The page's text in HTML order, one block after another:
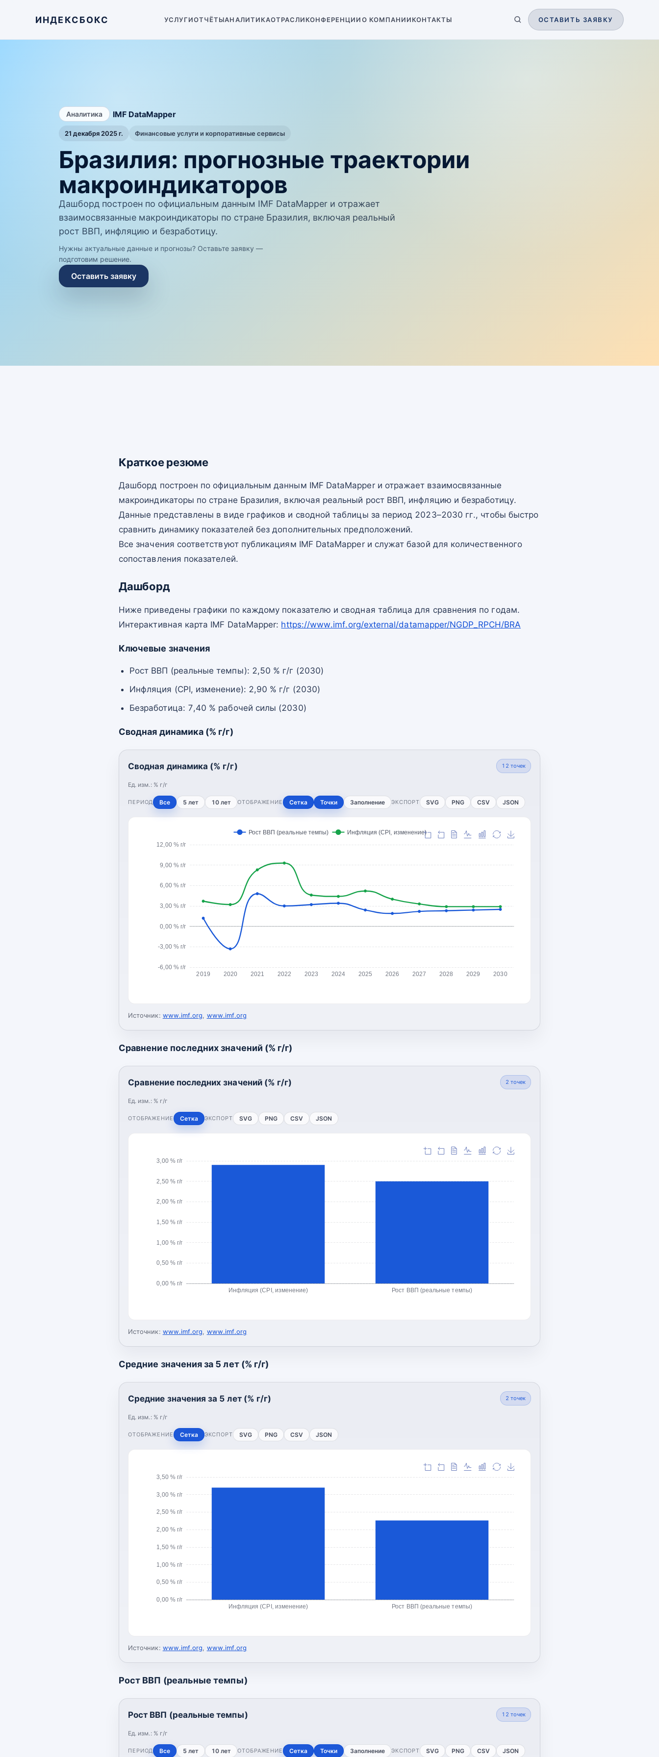
ИНДЕКСБОКС УСЛУГИОТЧЁТЫАНАЛИТИКАОТРАСЛИКОНФЕРЕНЦИИО КОМПАНИИКОНТАКТЫ ОСТАВИТЬ ЗАЯВКУ
Аналитика /IMF DataMapper
21 декабря 2025 г. Финансовые услуги и корпоративные сервисы
Бразилия: прогнозные траектории
макроиндикаторов
Дашборд построен по официальным данным IMF DataMapper и отражает
взаимосвязанные макроиндикаторы по стране Бразилия, включая реальный
рост ВВП, инфляцию и безработицу.
Нужны актуальные данные и прогнозы? Оставьте заявку —
подготовим решение.
Оставить заявку
Краткое резюме
Дашборд построен по официальным данным IMF DataMapper и отражает взаимосвязанные
макроиндикаторы по стране Бразилия, включая реальный рост ВВП, инфляцию и безработицу.
Данные представлены в виде графиков и сводной таблицы за период 2023–2030 гг., чтобы быстро
сравнить динамику показателей без дополнительных предположений.
Все значения соответствуют публикациям IMF DataMapper и служат базой для количественного
сопоставления показателей.
Дашборд
Ниже приведены графики по каждому показателю и сводная таблица для сравнения по годам.
Интерактивная карта IMF DataMapper: https://www.imf.org/external/datamapper/NGDP_RPCH/BRA
Ключевые значения
Рост ВВП (реальные темпы): 2,50 % г/г (2030)
Инфляция (CPI, изменение): 2,90 % г/г (2030)
Безработица: 7,40 % рабочей силы (2030)
Сводная динамика (% г/г)
Сводная динамика (% г/г)
Ед. изм.: % г/г
12 точек
ПЕРИОД Все 5 лет 10 лет ОТОБРАЖЕНИЕ Сетка Точки Заполнение ЭКСПОРТ SVG PNG CSV JSON
-6,00 % г/г
-3,00 % г/г
0,00 % г/г
3,00 % г/г
6,00 % г/г
9,00 % г/г
12,00 % г/г
2019 2020 2021 2022 2023 2024 2025 2026 2027 2028 2029 2030
Рост ВВП (реальные темпы) Инфляция (CPI, изменение)
Источник: www.imf.org, www.imf.org
Сравнение последних значений (% г/г)
Сравнение последних значений (% г/г)
Ед. изм.: % г/г
2 точек
ОТОБРАЖЕНИЕ Сетка ЭКСПОРТ SVG PNG CSV JSON
0,00 % г/г
0,50 % г/г
1,00 % г/г
1,50 % г/г
2,00 % г/г
2,50 % г/г
3,00 % г/г
Инфляция (CPI, изменение) Рост ВВП (реальные темпы)
Источник: www.imf.org, www.imf.org
Средние значения за 5 лет (% г/г)
Средние значения за 5 лет (% г/г)
Ед. изм.: % г/г
2 точек
ОТОБРАЖЕНИЕ Сетка ЭКСПОРТ SVG PNG CSV JSON
0,00 % г/г
0,50 % г/г
1,00 % г/г
1,50 % г/г
2,00 % г/г
2,50 % г/г
3,00 % г/г
3,50 % г/г
Инфляция (CPI, изменение) Рост ВВП (реальные темпы)
Источник: www.imf.org, www.imf.org
Рост ВВП (реальные темпы)
Рост ВВП (реальные темпы)
Ед. изм.: % г/г
12 точек
ПЕРИОД Все 5 лет 10 лет ОТОБРАЖЕНИЕ Сетка Точки Заполнение ЭКСПОРТ SVG PNG CSV JSON